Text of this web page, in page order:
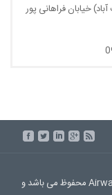
خیابان فراهانی پور
تمامی حقوق این سایت نزد نمایندگی چیلرهای Airwave محفوظ می باشد و